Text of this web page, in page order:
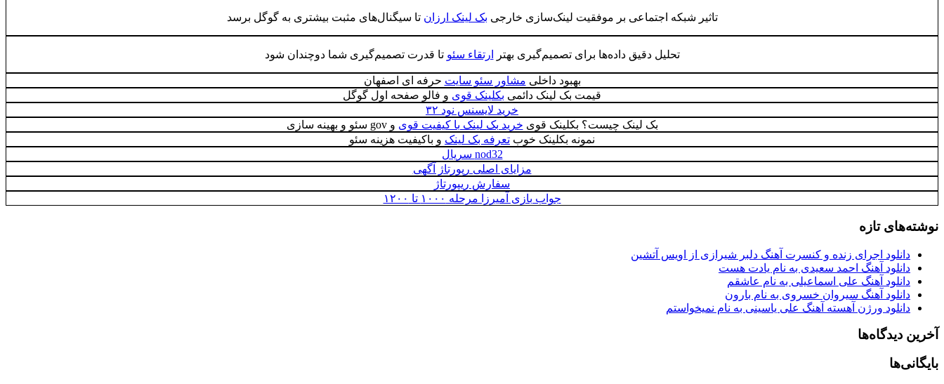
تاثیر شبکه اجتماعی بر موفقیت لینک‌سازی خارجی بک لینک ارزان تا سیگنال‌های مثبت بیشتری به گوگل برسد
تحلیل دقیق داده‌ها برای تصمیم‌گیری بهتر ارتقاء سئو تا قدرت تصمیم‌گیری شما دوچندان شود
بهبود داخلی مشاور سئو سایت حرفه ای اصفهان
قیمت بک لینک دائمی بکلینک قوی و فالو صفحه اول گوگل
خرید لایسنس نود ۳۲
بک لینک چیست؟ بکلینک قوی خرید بک لینک با کیفیت قوی و gov سئو و بهینه سازی
نمونه بکلینک خوب تعرفه بک لینک و باکیفیت هزینه سئو
nod32 سریال
مزایای اصلی رپورتاژ آگهی
سفارش ریپورتاژ
جواب بازی آمیرزا مرحله ۱۰۰۰ تا ۱۲۰۰
نوشته‌های تازه
دانلود اجرای زنده و کنسرت آهنگ دلبر شیرازی از اویس آتشین
دانلود آهنگ احمد سعیدی به نام یادت هست
دانلود آهنگ علی اسماعیلی به نام عاشقم
دانلود آهنگ سیروان خسروی به نام بارون
دانلود ورژن آهسته آهنگ علی یاسینی به نام نمیخواستم
آخرین دیدگاه‌ها
بایگانی‌ها